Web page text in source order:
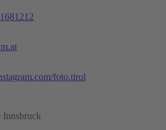
foto.tirol
Innsbruck